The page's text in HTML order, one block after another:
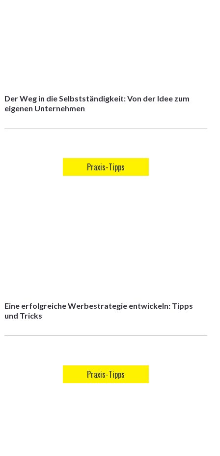
Der Weg in die Selbstständigkeit: Von der Idee zum
eigenen Unternehmen
Praxis-Tipps
Eine erfolgreiche Werbestrategie entwickeln: Tipps
und Tricks
Praxis-Tipps